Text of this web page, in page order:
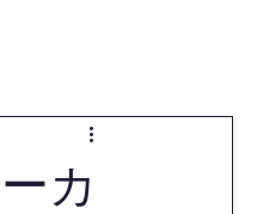
カ